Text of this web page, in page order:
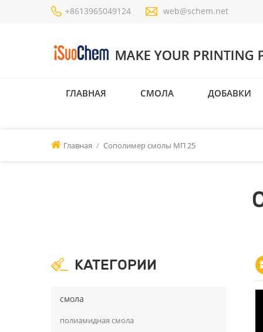
+8613965049124 web@schem.net
ГЛАВНАЯ СМОЛА ДОБАВКИ
Главная / Сополимер смолы МП 25
КАТЕГОРИИ
смола
полиамидная смола